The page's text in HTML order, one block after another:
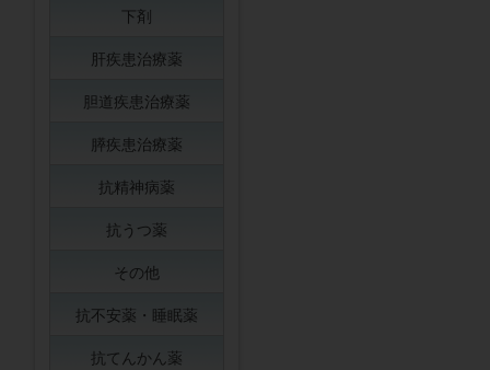
下剤
肝疾患治療薬
胆道疾患治療薬
膵疾患治療薬
抗精神病薬
抗うつ薬
その他
抗不安薬・睡眠薬
抗てんかん薬